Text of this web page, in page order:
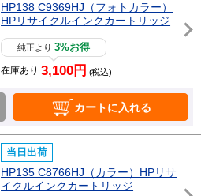
HP138 C9369HJ（フォトカラー）
HPリサイクルインクカートリッジ
純正より3%お得
在庫あり 3,100円 (税込)
カートに入れる
当日出荷
HP135 C8766HJ（カラー）HPリサ
イクルインクカートリッジ